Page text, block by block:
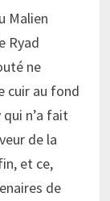
Malien
Ryad
ne
cuir au fond
n’a fait
de la
et ce,
de